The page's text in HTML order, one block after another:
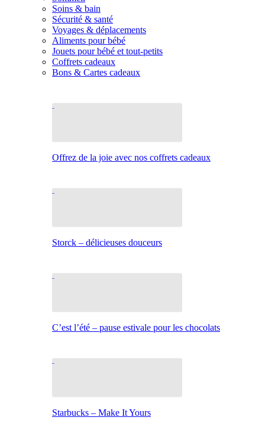
Soins & bain
Sécurité & santé
Voyages & déplacements
Aliments pour bébé
Jouets pour bébé et tout-petits
Coffrets cadeaux
Bons & Cartes cadeaux
Offrez de la joie avec nos coffrets cadeaux
Storck – délicieuses douceurs
C’est l’été – pause estivale pour les chocolats
Starbucks – Make It Yours